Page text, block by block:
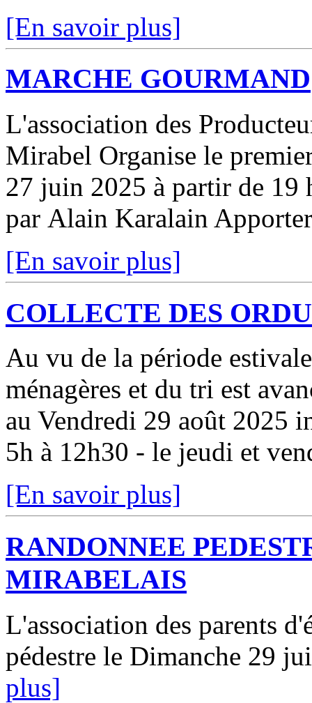
[En savoir plus]
MARCHE GOURMAND
L'association des
Mirabel Organise le
27 juin 2025 à partir de 19
par Alain Karalain
[En savoir plus]
COLLECTE DES
Au vu de la période
ménagères et du tri est
au Vendredi 29 août 2025
5h à 12h30 - le jeudi et
[En savoir plus]
RANDONNEE
MIRABELAIS
L'association des parents
pédestre le Dimanche 29
plus]